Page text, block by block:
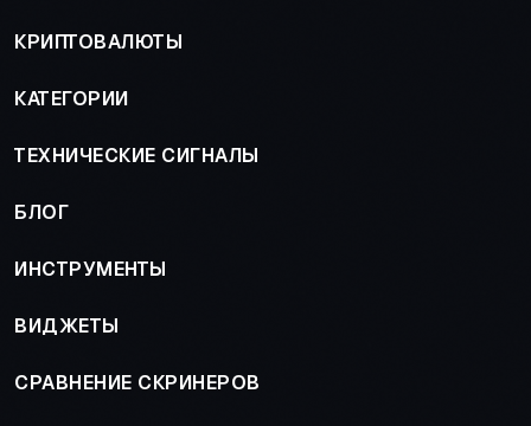
КРИПТОВАЛЮТЫ
КАТЕГОРИИ
ТЕХНИЧЕСКИЕ СИГНАЛЫ
БЛОГ
ИНСТРУМЕНТЫ
ВИДЖЕТЫ
СРАВНЕНИЕ СКРИНЕРОВ